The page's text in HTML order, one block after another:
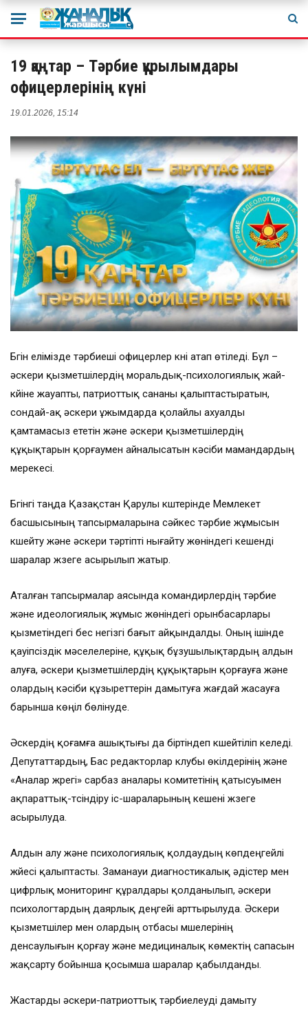
19 қаңтар – Тәрбие құрылымдары
офицерлерінің күні
19.01.2026, 15:14
Бүгін елімізде тәрбиеші офицерлер күні атап өтіледі. Бұл –
әскери қызметшілердің моральдық-психологиялық жай-
күйіне жауапты, патриоттық сананы қалыптастыратын,
сондай-ақ әскери ұжымдарда қолайлы ахуалды
қамтамасыз ететін және әскери қызметшілердің
құқықтарын қорғаумен айналысатын кәсіби мамандардың
мерекесі.
Бүгінгі таңда Қазақстан Қарулы күштерінде Мемлекет
басшысының тапсырмаларына сәйкес тәрбие жұмысын
күшейту және әскери тәртіпті нығайту жөніндегі кешенді
шаралар жүзеге асырылып жатыр.
Аталған тапсырмалар аясында командирлердің тәрбие
және идеологиялық жұмыс жөніндегі орынбасарлары
қызметіндегі бес негізгі бағыт айқындалды. Оның ішінде
қауіпсіздік мәселелеріне, құқық бұзушылықтардың алдын
алуға, әскери қызметшілердің құқықтарын қорғауға және
олардың кәсіби құзыреттерін дамытуға жағдай жасауға
барынша көңіл бөлінуде.
Әскердің қоғамға ашықтығы да біртіндеп күшейтіліп келеді.
Депутаттардың, Бас редакторлар клубы өкілдерінің және
«Аналар жүрегі» сарбаз аналары комитетінің қатысуымен
ақпараттық-түсіндіру іс-шараларының кешені жүзеге
асырылуда.
Алдын алу және психологиялық қолдаудың көпдеңгейлі
жүйесі қалыптасты. Заманауи диагностикалық әдістер мен
цифрлық мониторинг құралдары қолданылып, әскери
психологтардың даярлық деңгейі арттырылуда. Әскери
қызметшілер мен олардың отбасы мүшелерінің
денсаулығын қорғау және медициналық көмектің сапасын
жақсарту бойынша қосымша шаралар қабылданды.
Жастарды әскери-патриоттық тәрбиелеуді дамыту